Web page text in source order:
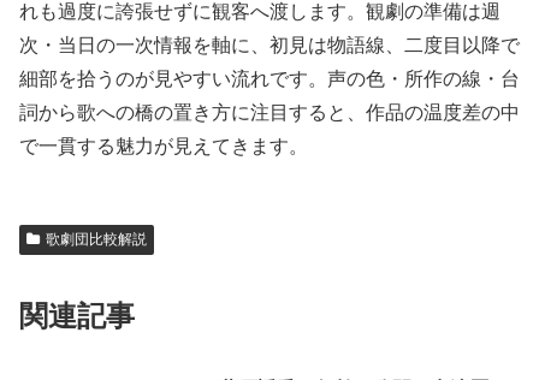
れも過度に誇張せずに観客へ渡します。観劇の準備は週
次・当日の一次情報を軸に、初見は物語線、二度目以降で
細部を拾うのが見やすい流れです。声の色・所作の線・台
詞から歌への橋の置き方に注目すると、作品の温度差の中
で一貫する魅力が見えてきます。
歌劇団比較解説
関連記事